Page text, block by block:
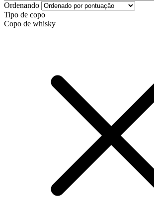
Ordenando
Tipo de copo
Copo de whisky